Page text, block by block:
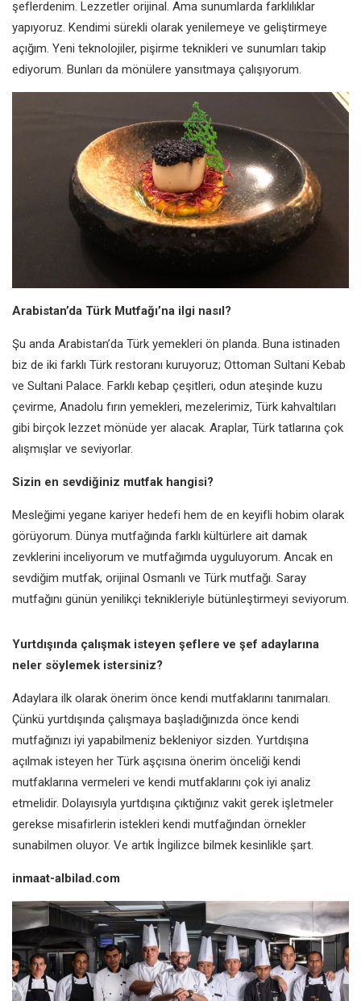
şeflerdenim. Lezzetler orijinal. Ama sunumlarda farklılıklar
yapıyoruz. Kendimi sürekli olarak yenilemeye ve geliştirmeye
açığım. Yeni teknolojiler, pişirme teknikleri ve sunumları takip
ediyorum. Bunları da mönülere yansıtmaya çalışıyorum.
Arabistan’da Türk Mutfağı’na ilgi nasıl?
Şu anda Arabistan’da Türk yemekleri ön planda. Buna istinaden
biz de iki farklı Türk restoranı kuruyoruz; Ottoman Sultani Kebab
ve Sultani Palace. Farklı kebap çeşitleri, odun ateşinde kuzu
çevirme, Anadolu fırın yemekleri, mezelerimiz, Türk kahvaltıları
gibi birçok lezzet mönüde yer alacak. Araplar, Türk tatlarına çok
alışmışlar ve seviyorlar.
Sizin en sevdiğiniz mutfak hangisi?
Mesleğimi yegane kariyer hedefi hem de en keyifli hobim olarak
görüyorum. Dünya mutfağında farklı kültürlere ait damak
zevklerini inceliyorum ve mutfağımda uyguluyorum. Ancak en
sevdiğim mutfak, orijinal Osmanlı ve Türk mutfağı. Saray
mutfağını günün yenilikçi teknikleriyle bütünleştirmeyi seviyorum.
Yurtdışında çalışmak isteyen şeflere ve şef adaylarına
neler söylemek istersiniz?
Adaylara ilk olarak önerim önce kendi mutfaklarını tanımaları.
Çünkü yurtdışında çalışmaya başladığınızda önce kendi
mutfağınızı iyi yapabilmeniz bekleniyor sizden. Yurtdışına
açılmak isteyen her Türk aşçısına önerim önceliği kendi
mutfaklarına vermeleri ve kendi mutfaklarını çok iyi analiz
etmelidir. Dolayısıyla yurtdışına çıktığınız vakit gerek işletmeler
gerekse misafirlerin istekleri kendi mutfağından örnekler
sunabilmen oluyor. Ve artık İngilizce bilmek kesinlikle şart.
inmaat-albilad.com